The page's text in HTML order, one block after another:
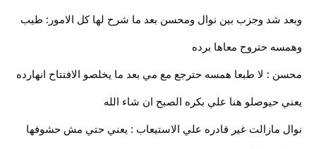
وبعد شد وجزب بين نوال ومحسن بعد ما شرح لها كل الامور: طيب
وهمسه حتروح معاها برده
محسن : لا طبعا همسه حترجع مع مي بعد ما يخلصو الافتتاح انهارده
يعني حيوصلو هنا علي بكره الصبح ان شاء الله
نوال مازالت غير قادره علي الاستيعاب : يعني حتي مش حشوفها